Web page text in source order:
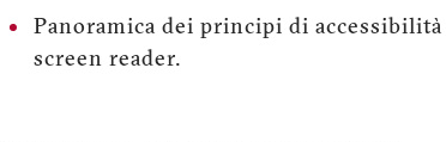
Panoramica dei principi di
screen reader.